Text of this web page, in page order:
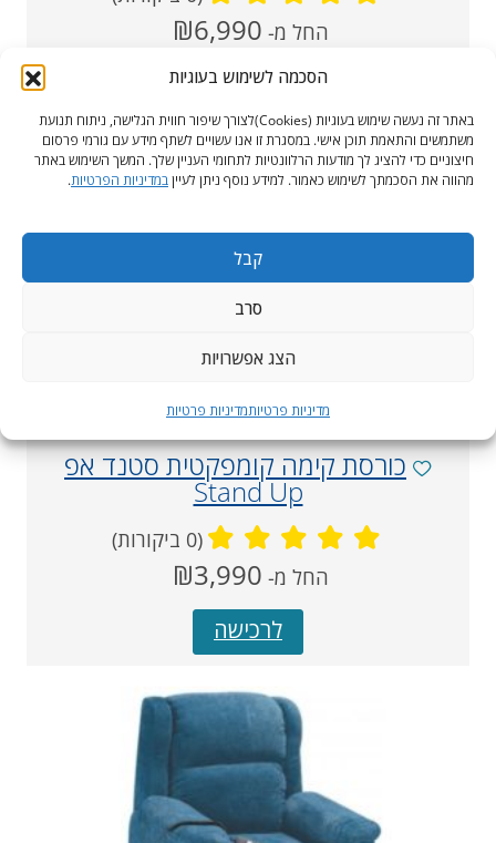
הסכמה לשימוש בעוגיות
באתר זה נעשה שימוש בעוגיות (Cookies)לצורך שיפור חווית הגלישה, ניתוח תנועת
משתמשים והתאמת תוכן אישי. במסגרת זו אנו עשויים לשתף מידע עם גורמי פרסום
חיצוניים כדי להציג לך מודעות הרלוונטיות לתחומי העניין שלך. המשך השימוש באתר
מהווה את הסכמתך לשימוש כאמור. למידע נוסף ניתן לעייןבמדיניות הפרטיות.
קבל
סרב
הצג אפשרויות
מדיניות פרטיותמדיניות פרטיות
החל מ- מחיר
₪6,990
לרכישה
כורסת קימה קומפקטית סטנד אפ
Stand Up
(0 ביקורות)
החל מ- מחיר
₪3,990
לרכישה